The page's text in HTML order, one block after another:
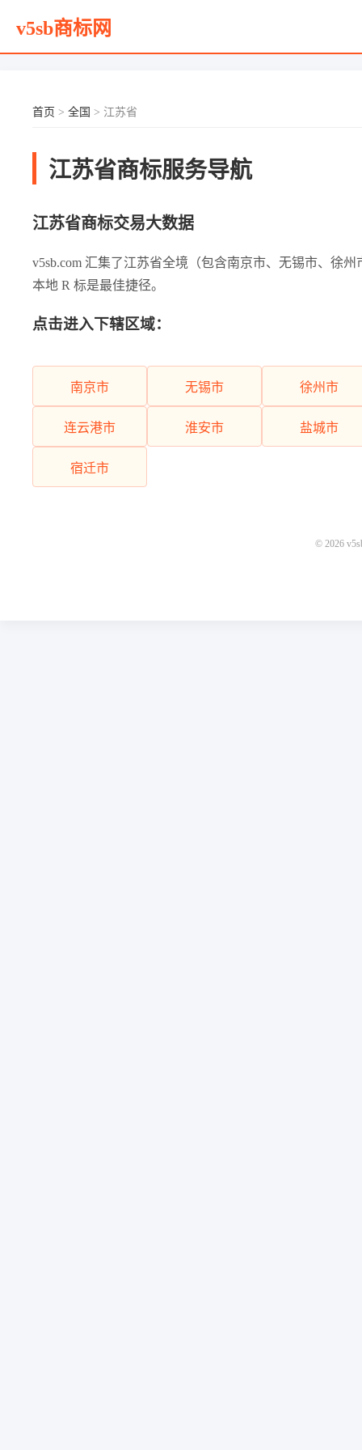
v5sb商标网
首页 > 全国 > 江苏省
江苏省商标服务导航
江苏省商标交易大数据
v5sb.com 汇集了江苏省全境（包含南京市、无锡市、徐
本地 R 标是最佳捷径。
点击进入下辖区域：
南京市 无锡市 徐州市
连云港市 淮安市 盐城市
宿迁市
© 2026